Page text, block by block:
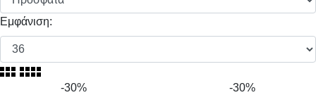
Εμφάνιση:
-30% -30%